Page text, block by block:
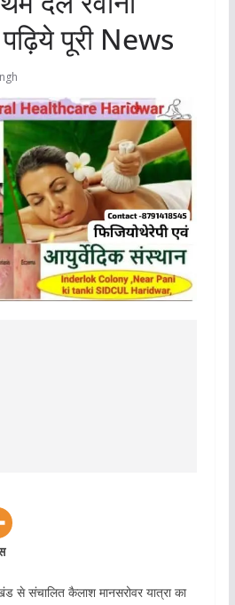
पूरी News
से संचालित कैलाश मानसरोवर यात्रा का